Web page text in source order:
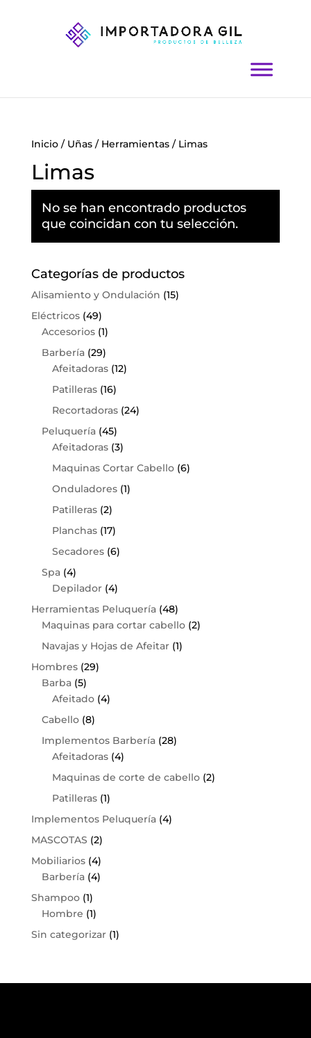
Inicio/ Uñas/ Herramientas/ Limas
Limas
No se han encontrado productos
que coincidan con tu selección.
Categorías de productos
Alisamiento y Ondulación (15)
Eléctricos (49)
Accesorios (1)
Barbería (29)
Afeitadoras (12)
Patilleras (16)
Recortadoras (24)
Peluquería (45)
Afeitadoras (3)
Maquinas Cortar Cabello (6)
Onduladores (1)
Patilleras (2)
Planchas (17)
Secadores (6)
Spa (4)
Depilador (4)
Herramientas Peluquería (48)
Maquinas para cortar cabello (2)
Navajas y Hojas de Afeitar (1)
Hombres (29)
Barba (5)
Afeitado (4)
Cabello (8)
Implementos Barbería (28)
Afeitadoras (4)
Maquinas de corte de cabello (2)
Patilleras (1)
Implementos Peluquería (4)
MASCOTAS (2)
Mobiliarios (4)
Barbería (4)
Shampoo (1)
Hombre (1)
Sin categorizar (1)